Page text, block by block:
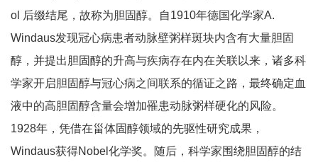
ol 后缀结尾，故称为胆固醇。自1910年德国化学家A.
Windaus发现冠心病患者动脉壁粥样斑块内含有大量胆固
醇，并提出胆固醇的升高与疾病存在内在关联以来，诸多科
学家开启胆固醇与冠心病之间联系的循证之路，最终确定血
液中的高胆固醇含量会增加罹患动脉粥样硬化的风险。
1928年，凭借在甾体固醇领域的先驱性研究成果，
Windaus获得Nobel化学奖。随后，科学家围绕胆固醇的结